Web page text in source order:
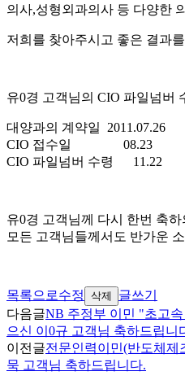
의사,성형외과의사 등 다양한
저희를 찾아주시고 좋은 결과
유0경 고객님의 CIO 파일넘버
대양과의 계약일 2011.07.26
CIO 접수일 08.23
CIO 파일넘버 수령 11.22
유0경 고객님께 다시 한번 축
모든 고객님들께서도 반가운
목록으로수정 삭제
글쓰기
다음글NB 주정부 이민 "초고
으신 이0규 고객님 축하드립니
이전글전문인력이민(반도체제
묵 고객님 축하드립니다.